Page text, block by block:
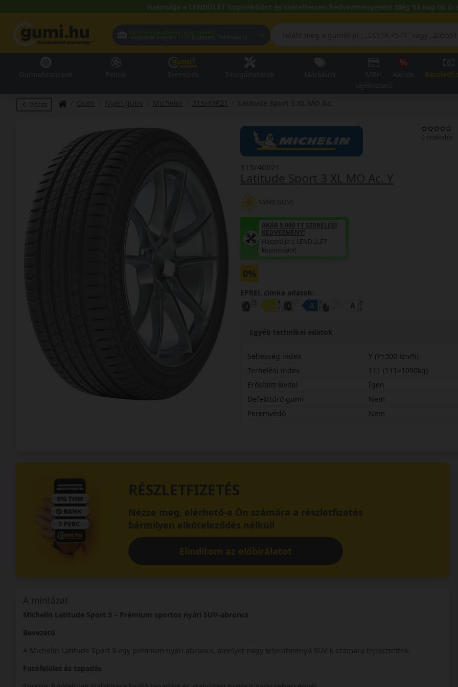
Használja a LENDÜLET kuponkódot és szereltessen kedvezményesen! Még 53 nap 06
Vissza Gumi Nyári gumi Michelin 315/40R21
0 értékelés
Latitude Sport 3 XL MO Ac. Y
315/40R21
NYÁRI GUMI
AKÁR 5.000 FT SZERELÉSI
KEDVEZMÉNY!
Használja a LENDÜLET
kuponkódot!
0%
EPREL cimke adatok:
Egyéb technikai adatok
Sebesség index
Y (Y=300 km/h)
Terhelési index
111 (111=1090kg)
Erősített kivitel
Igen
Defekttűrő gumi
Nem
Peremvédő
Nem
RÉSZLETFIZETÉS
Nézze meg, elérhető-e Ön számára a részletfizetés
bármilyen elköteleződés nélkül!
Elindítom az előbírálatot
A mintázat
Michelin Latitude Sport 3 – Prémium sportos nyári SUV-abroncs
Bevezető
A Michelin Latitude Sport 3 egy prémium nyári abroncs, amelyet nagy teljesítményű SUV-k számára fejlesztettek.
Futófelület és tapadás